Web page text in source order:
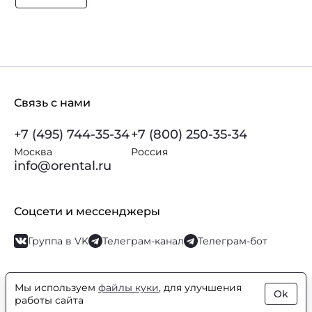
Связь с нами
+7 (495) 744-35-34
Москва
+7 (800) 250-35-34
Россия
info@orental.ru
Соцсети и мессенджеры
Группа в VK Телеграм-канал Телеграм-бот
© Orental.ru 2007–2026Интернет-магазин парфюмерии и
косметики
Мы используем файлы куки, для улучшения
работы сайта
Ok